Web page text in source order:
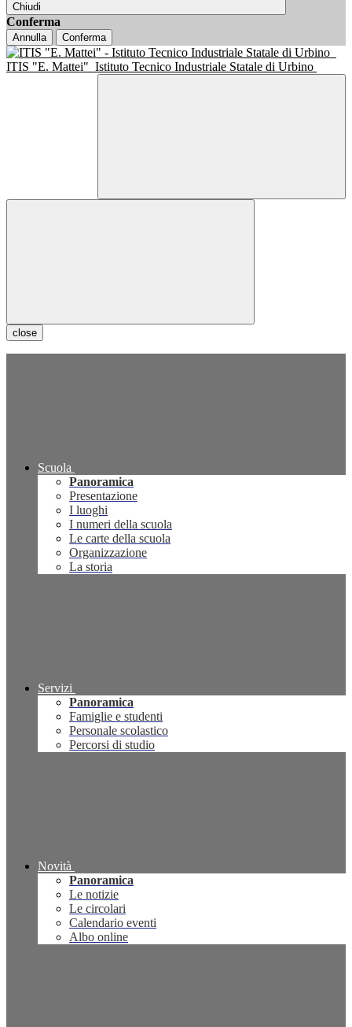
Chiudi
Conferma
Annulla Conferma
ITIS "E. Mattei" Istituto Tecnico Industriale Statale di Urbino
close
Scuola
Panoramica
Presentazione
I luoghi
I numeri della scuola
Le carte della scuola
Organizzazione
La storia
Servizi
Panoramica
Famiglie e studenti
Personale scolastico
Percorsi di studio
Novità
Panoramica
Le notizie
Le circolari
Calendario eventi
Albo online